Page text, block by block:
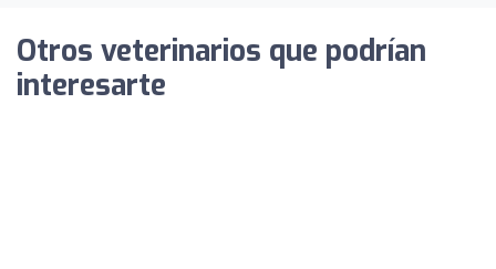
Otros veterinarios que podrían
interesarte